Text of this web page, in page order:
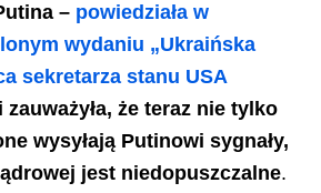
– powiedziała w
wydaniu „Ukraińska
sekretarza stanu USA
i zauważyła, że ​​teraz nie tylko
wysyłają Putinowi sygnały,
jest niedopuszczalne.